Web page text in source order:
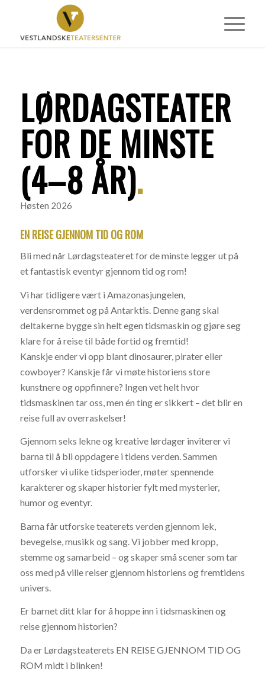
LØRDAGSTEATER
FOR DE MINSTE
(4–8 ÅR).
Høsten 2026
EN REISE GJENNOM TID OG ROM
Bli med når Lørdagsteateret for de minste legger ut på
et fantastisk eventyr gjennom tid og rom!
Vi har tidligere vært i Amazonasjungelen,
verdensrommet og på Antarktis. Denne gang skal
deltakerne bygge sin helt egen tidsmaskin og gjøre seg
klare for å reise til både fortid og fremtid!
Kanskje ender vi opp blant dinosaurer, pirater eller
cowboyer? Kanskje får vi møte historiens store
kunstnere og oppfinnere? Ingen vet helt hvor
tidsmaskinen tar oss, men én ting er sikkert – det blir en
reise full av overraskelser!
Gjennom seks lekne og kreative lørdager inviterer vi
barna til å bli oppdagere i tidens verden. Sammen
utforsker vi ulike tidsperioder, møter spennende
karakterer og skaper historier fylt med mysterier,
humor og eventyr.
Barna får utforske teaterets verden gjennom lek,
bevegelse, musikk og sang. Vi jobber med kropp,
stemme og samarbeid – og skaper små scener som tar
oss med på ville reiser gjennom historiens og fremtidens
univers.
Er barnet ditt klar for å hoppe inn i tidsmaskinen og
reise gjennom historien?
Da er Lørdagsteaterets EN REISE GJENNOM TID OG
ROM midt i blinken!